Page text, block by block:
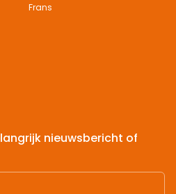
Frans
nieuwsbericht of